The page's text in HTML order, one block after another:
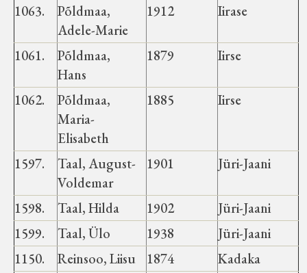
Märjamaa vald
Varbola vald
Velise vald
Vigala vald
Velise kultuuri ja hariduse selts
Virtuaalnäitused
1063.
Põldmaa,
Adele-Marie
1912 Iirase
1061.
Põldmaa,
Hans
1879 Iirse
1062.
Põldmaa,
Maria-
Elisabeth
1885 Iirse
1597.
Taal, August-
Voldemar
1901 Jüri-Jaani
1598. Taal, Hilda 1902
Jüri-Jaani
1599.
Taal, Ülo 1938
Jüri-Jaani
1150.
Reinsoo, Liisu 1874
Kadaka